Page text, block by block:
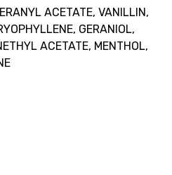
ACETATE, VANILLIN,
GERANIOL,
ACETATE, MENTHOL,